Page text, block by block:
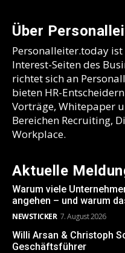
Über
Personalleiter.today
Interest-Seiten des
richtet sich an
bieten HR-
Vorträge, Whitepaper
Bereichen Recruiting,
Workplace.
Aktuelle
Warum viele
angehen – und warum
NEWSTICKER 7. August 2026
Willi Arsan & Christoph
Geschäftsführer